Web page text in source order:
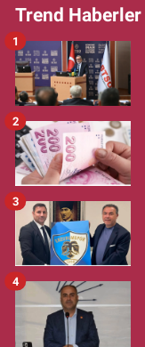
Trend Haberler
1
2
3
4